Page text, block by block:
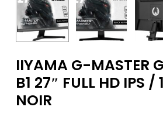
IIYAMA G-MASTER
B1 27″ FULL HD IPS /
NOIR